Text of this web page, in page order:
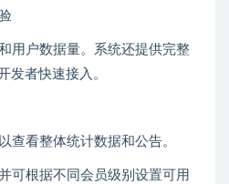
用户数据量。系统还提供完整
发者快速接入。
查看整体统计数据和公告。
可根据不同会员级别设置可用